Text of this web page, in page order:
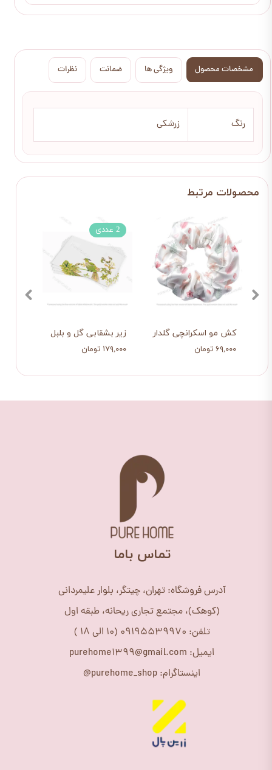
مشخصات محصول ویژگی ها ضمانت نظرات
رنگ زرشکی
زیر بشقابی گل و بلبل
۱۷۹,۰۰۰ تومان
2 عددی
کش مو اسکرانچی گلدار
۶۹,۰۰۰ تومان
​تماس باما
آدرس فروشگاه: تهران، چیتگر، بلوار علیمردانی
(کوهک)، مجتمع تجاری ریحانه، طبقه اول
تلفن: 09195539970 (10 الی 18 )
ایمیل: purehome1399@gmail.com
اینستاگرام: purehome_shop@